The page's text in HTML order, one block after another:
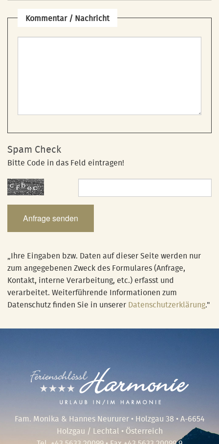
Kommentar / Nachricht
Spam Check
Bitte Code in das Feld eintragen!
„Ihre Eingaben bzw. Daten auf dieser Seite werden nur
zum angegebenen Zweck des Formulares (Anfrage,
Kontakt, interne Verarbeitung, etc.) erfasst und
verarbeitet. Weiterführende Informationen zum
Datenschutz finden Sie in unserer Datenschutzerklärung."
Fam. Monika & Hannes Neururer • Holzgau 38 • A-6654
Holzgau / Lechtal • Österreich